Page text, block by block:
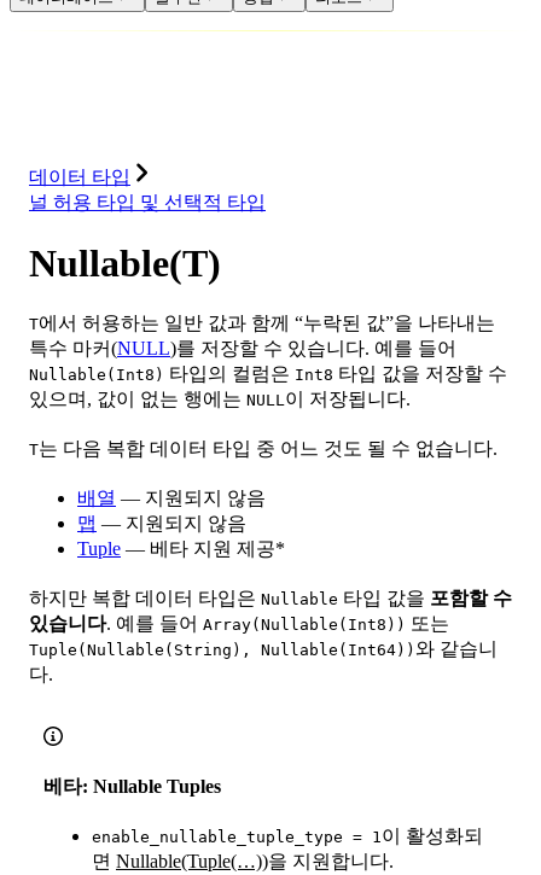
데이터 타입
널 허용 타입 및 선택적 타입
Nullable(T)
T에서 허용하는 일반 값과 함께 “누락된 값”을 나타내는
특수 마커(NULL)를 저장할 수 있습니다. 예를 들어
Nullable(Int8) 타입의 컬럼은 Int8 타입 값을 저장할 수
있으며, 값이 없는 행에는 NULL이 저장됩니다.
T는 다음 복합 데이터 타입 중 어느 것도 될 수 없습니다.
배열 — 지원되지 않음
맵 — 지원되지 않음
Tuple — 베타 지원 제공*
하지만 복합 데이터 타입은 Nullable 타입 값을 포함할 수
있습니다. 예를 들어 Array(Nullable(Int8)) 또는
Tuple(Nullable(String), Nullable(Int64)) 와 같습니
다.
베타: Nullable Tuples
enable_nullable_tuple_type = 1이 활성화되
면 Nullable(Tuple(…))을 지원합니다.